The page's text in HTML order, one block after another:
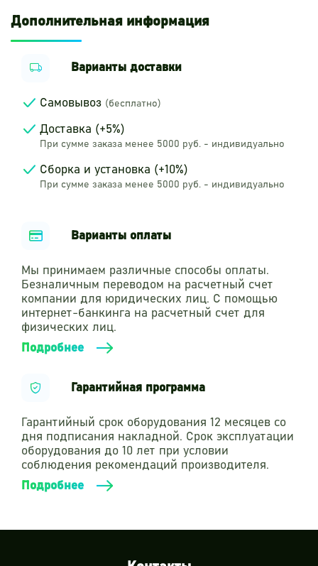
другом конце.Это позволяет творчески
объединить посетителей музыкальной
площадки.
дети могут погрузиться в мир спонтанных и
уникальных звуков.
Дополнительная информация
Варианты доставки
Самовывоз (бесплатно)
Доставка (+5%)
При сумме заказа менее 5000 руб. - индивидуально
Сборка и установка (+10%)
При сумме заказа менее 5000 руб. - индивидуально
Варианты оплаты
Мы принимаем различные способы оплаты.
Безналичным переводом на расчетный счет
компании для юридических лиц. С помощью
интернет-банкинга на расчетный счет для
физических лиц.
Подробнее
Гарантийная программа
Гарантийный срок оборудования 12 месяцев со
дня подписания накладной. Срок эксплуатации
оборудования до 10 лет при условии
соблюдения рекомендаций производителя.
Подробнее